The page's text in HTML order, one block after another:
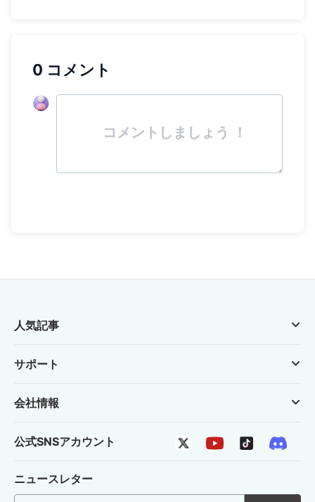
0 コメント
コメントしましょう ！
人気記事
サポート
会社情報
公式SNSアカウント
ニュースレター